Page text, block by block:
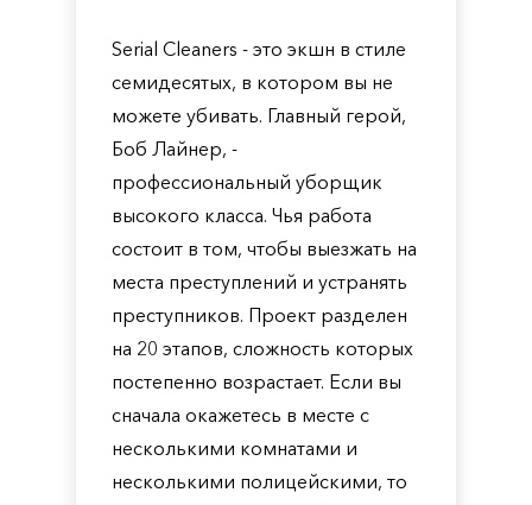
Serial Cleaners - это экшн в стиле
семидесятых, в котором вы не
можете убивать. Главный герой,
Боб Лайнер, -
профессиональный уборщик
высокого класса. Чья работа
состоит в том, чтобы выезжать на
места преступлений и устранять
преступников. Проект разделен
на 20 этапов, сложность которых
постепенно возрастает. Если вы
сначала окажетесь в месте с
несколькими комнатами и
несколькими полицейскими, то